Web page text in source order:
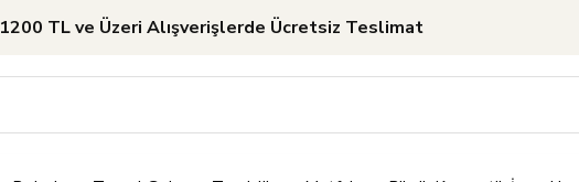
1200 TL ve Üzeri Alışverişlerde Ücretsiz Teslimat